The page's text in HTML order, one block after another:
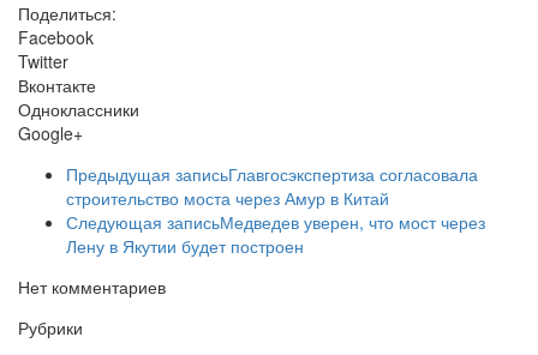
Поделиться:
Facebook
Twitter
Вконтакте
Одноклассники
Google+
Предыдущая записьГлавгосэкспертиза согласовала
строительство моста через Амур в Китай
Следующая записьМедведев уверен, что мост через
Лену в Якутии будет построен
Нет комментариев
Рубрики